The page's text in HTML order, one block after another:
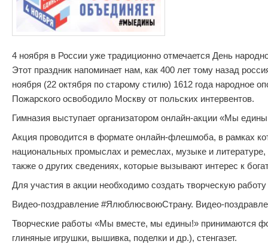
4 ноября в России уже традиционно отмечается День
Этот праздник напоминает нам, как 400 лет тому назад
ноября (22 октября по старому стилю) 1612 года народное
Пожарского освободило Москву от польских интервентов.
Гимназия выступает организатором онлайн-акции «Мы
Акция проводится в формате онлайн-флешмоба, в рамках
национальных промыслах и ремеслах, музыке и
также о других сведениях, которые вызывают интерес к
Для участия в акции необходимо создать творческую
Видео-поздравление #ЯлюблюсвоюСтрану. Видео-
Творческие работы «Мы вместе, мы едины!» принимаются
глиняные игрушки, вышивка, поделки и др.), стенгазет.